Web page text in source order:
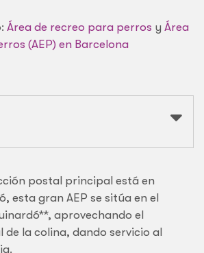
Área de recreo para perros y Área
(AEP) en Barcelona
postal principal está en
esta gran AEP se sitúa en el
aprovechando el
la colina, dando servicio al